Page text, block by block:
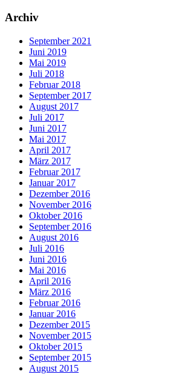
Archiv
September 2021
Juni 2019
Mai 2019
Juli 2018
Februar 2018
September 2017
August 2017
Juli 2017
Juni 2017
Mai 2017
April 2017
März 2017
Februar 2017
Januar 2017
Dezember 2016
November 2016
Oktober 2016
September 2016
August 2016
Juli 2016
Juni 2016
Mai 2016
April 2016
März 2016
Februar 2016
Januar 2016
Dezember 2015
November 2015
Oktober 2015
September 2015
August 2015